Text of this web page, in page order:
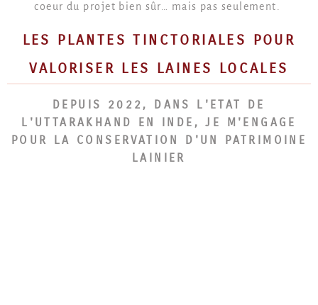
coeur du projet bien sûr… mais pas seulement.
LES PLANTES TINCTORIALES POUR
VALORISER LES LAINES LOCALES
DEPUIS 2022, DANS L'ETAT DE
L'UTTARAKHAND EN INDE, JE M'ENGAGE
POUR LA CONSERVATION D'UN PATRIMOINE
LAINIER